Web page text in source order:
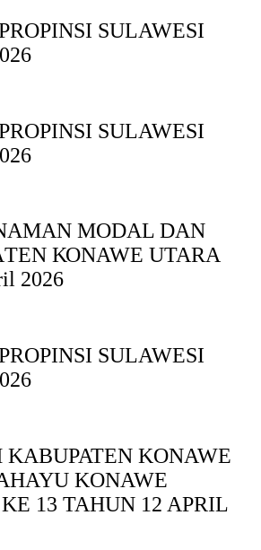
SULAWESI
SULAWESI
MODAL DAN
ΚΟNAWE UTARA
2026
SULAWESI
KABUPATEN KONAWE
KONAWE
13 TAHUN 12 APRIL